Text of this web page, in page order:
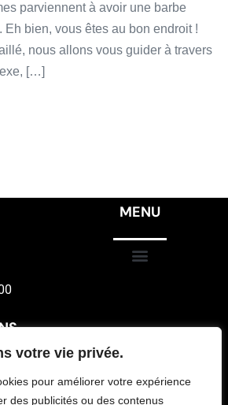
votre vie privée.
pour améliorer votre expérience
des publicités ou des contenus
parviennent à avoir une barbe
bien, vous êtes au bon endroit !
nous allons vous guider à travers
[…]
MENU